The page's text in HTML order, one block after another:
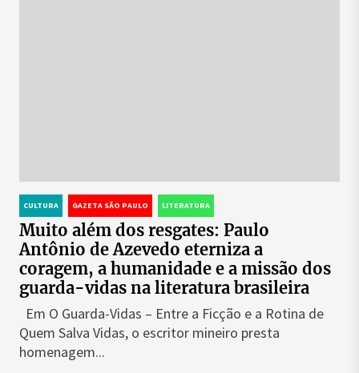
CULTURA GAZETA SÃO PAULO LITERATURA
Muito além dos resgates: Paulo
Antônio de Azevedo eterniza a
coragem, a humanidade e a missão dos
guarda-vidas na literatura brasileira
Em O Guarda-Vidas – Entre a Ficção e a Rotina de
Quem Salva Vidas, o escritor mineiro presta
homenagem...